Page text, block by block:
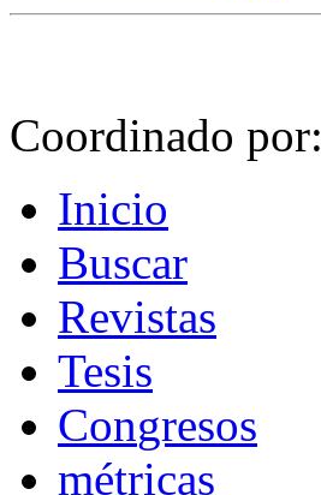
Coordinado por:
Inicio
Buscar
Revistas
Tesis
Congresos
métricas